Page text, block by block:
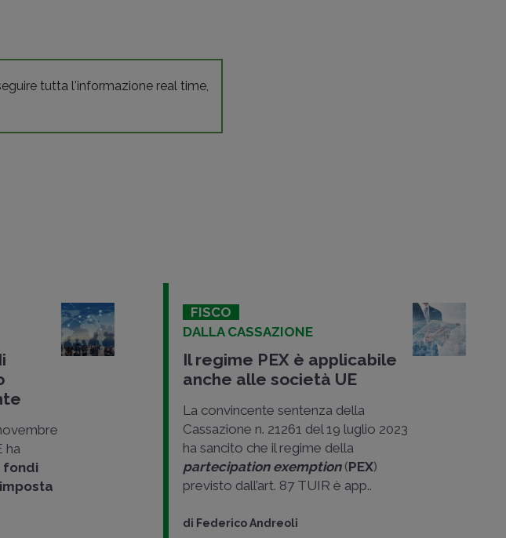
tutta l'informazione real time,
FISCO
DALLA CASSAZIONE
Il regime PEX è applicabile
anche alle società UE
La convincente sentenza della
Cassazione n. 21261 del 19 luglio 2023
ha sancito che il regime della
partecipation exemption(PEX)
previsto dall’art. 87 TUIR è app..
diFederico Andreoli